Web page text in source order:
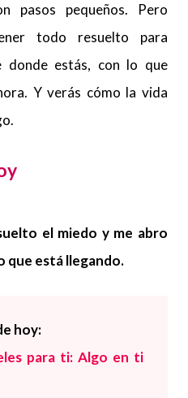
pasos pequeños. Pero
todo resuelto para
donde estás, con lo que
Y verás cómo la vida
el miedo y me abro
que está llegando.
hoy:
para ti: Algo en ti